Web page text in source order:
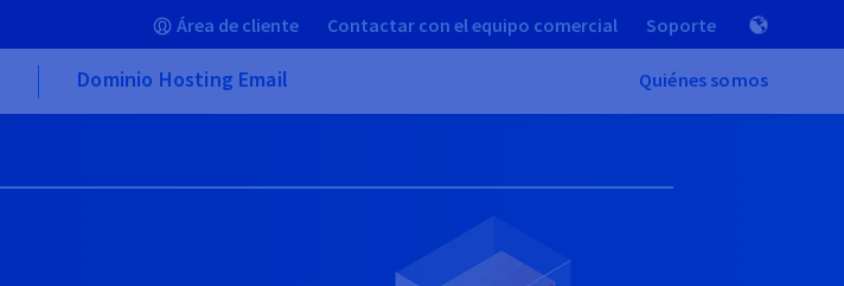
Área de cliente Contactar con el equipo comercial Soporte
Dominio Hosting Email Quiénes somos